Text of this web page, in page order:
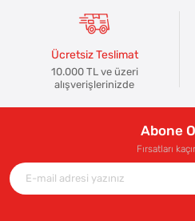
Ücretsiz Teslimat
10.000 TL ve üzeri
alışverişlerinizde
Abone
Fırsatları